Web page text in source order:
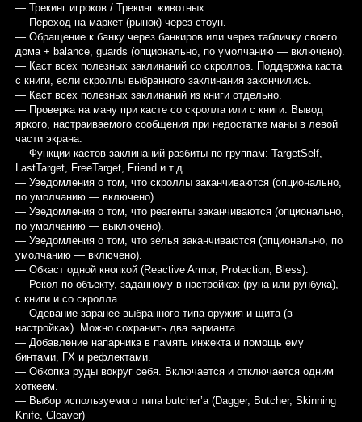
— Трекинг игроков / Трекинг животных.
— Переход на маркет (рынок) через стоун.
— Обращение к банку через банкиров или через табличку своего
дома + balance, guards (опционально, по умолчанию — включено).
— Каст всех полезных заклинаний со скроллов. Поддержка каста
с книги, если скроллы выбранного заклинания закончились.
— Каст всех полезных заклинаний из книги отдельно.
— Проверка на ману при касте со скролла или с книги. Вывод
яркого, настраиваемого сообщения при недостатке маны в левой
части экрана.
— Функции кастов заклинаний разбиты по группам: TargetSelf,
LastTarget, FreeTarget, Friend и т.д.
— Уведомления о том, что скроллы заканчиваются (опционально,
по умолчанию — включено).
— Уведомления о том, что реагенты заканчиваются (опционально,
по умолчанию — выключено).
— Уведомления о том, что зелья заканчиваются (опционально, по
умолчанию — включено).
— Обкаст одной кнопкой (Reactive Armor, Protection, Bless).
— Рекол по объекту, заданному в настройках (руна или рунбука),
с книги и со скролла.
— Одевание заранее выбранного типа оружия и щита (в
настройках). Можно сохранить два варианта.
— Добавление напарника в память инжекта и помощь ему
бинтами, ГХ и рефлектами.
— Обкопка руды вокруг себя. Включается и отключается одним
хоткеем.
— Выбор используемого типа butcher’a (Dagger, Butcher, Skinning
Knife, Cleaver)